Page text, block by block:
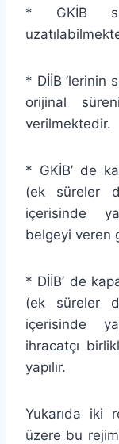
* GKİB
* DİİB ’lerinin
orijinal
verilmektedir.
* GKİB’ de
(ek süreler
içerisinde
belgeyi veren
* DİİB’ de
(ek süreler
içerisinde
ihracatçı
yapılır.
Yukarıda iki
üzere bu